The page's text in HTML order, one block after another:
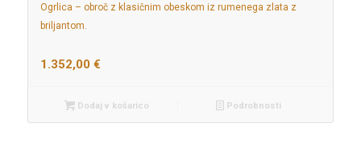
Ogrlica – obroč z klasičnim obeskom iz rumenega zlata z
briljantom.
1.352,00 €
Dodaj v košarico Podrobnosti